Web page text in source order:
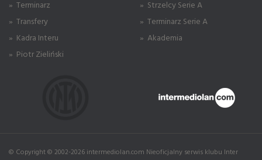
» Terminarz
» Transfery
» Kadra Interu
» Piotr Zieliński
» Strzelcy Serie A
» Terminarz Serie A
» Akademia
© Copyright © 2002-2026 intermediolan.com Nieoficjalny serwis klubu Inter